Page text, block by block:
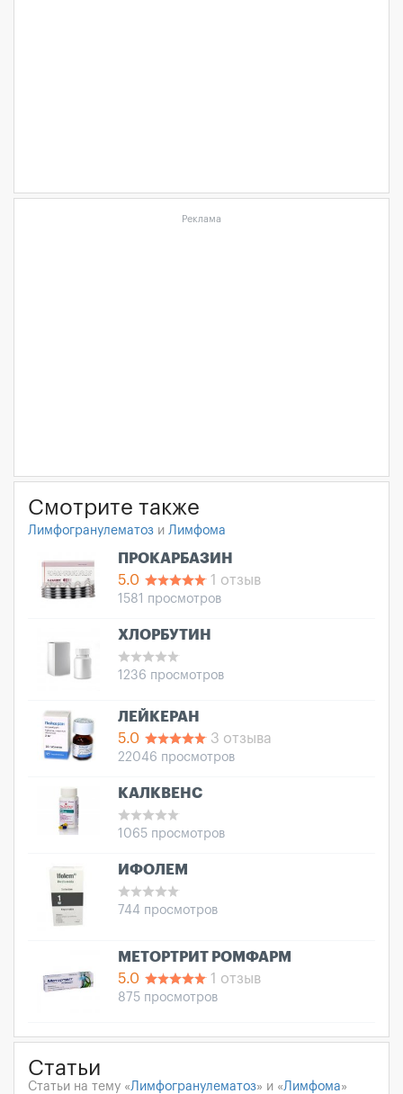
Реклама
Смотрите также
Лимфогранулематоз и Лимфома
ПРОКАРБАЗИН
5.0
1 отзыв
1581 просмотров
ХЛОРБУТИН
1236 просмотров
ЛЕЙКЕРАН
5.0
3 отзыва
22046 просмотров
КАЛКВЕНС
1065 просмотров
ИФОЛЕМ
744 просмотров
МЕТОРТРИТ РОМФАРМ
5.0
1 отзыв
875 просмотров
Статьи
Статьи на тему «Лимфогранулематоз» и «Лимфома»